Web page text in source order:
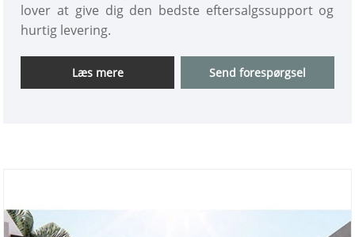
lover at give dig den bedste eftersalgssupport og
hurtig levering.
Læs mere Send forespørgsel